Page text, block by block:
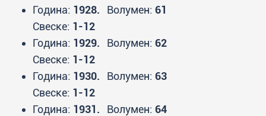
Година: 1928. Волумен: 61
Свеске: 1-12
Година: 1929. Волумен: 62
Свеске: 1-12
Година: 1930. Волумен: 63
Свеске: 1-12
Година: 1931. Волумен: 64